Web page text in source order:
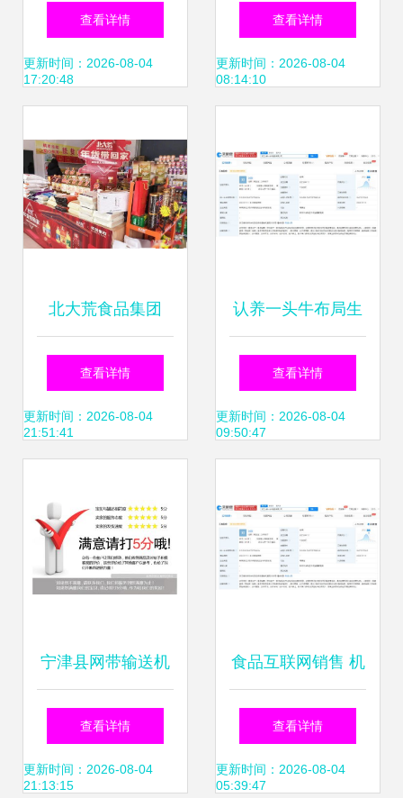
只羊创业投资公司
增资，深耕食品互
查看详情
更新时间：2026-08-04
17:20:48
餐饮ToB业务，食
品互联网销售迎来
查看详情
更新时间：2026-08-04
08:14:10
北大荒食品集团
2021年1月营销业
绩强劲增长，食品
赛道
查看详情
更新时间：2026-08-04
21:51:41
认养一头牛布局生
鲜赛道 新设食品公
司经营范围含鲜
食品互联网销售
查看详情
更新时间：2026-08-04
09:50:47
宁津县网带输送机
品质与价值的双重
保障
查看详情
更新时间：2026-08-04
21:13:15
食品互联网销售 机
遇、挑战与规范化
路径
查看详情
更新时间：2026-08-04
05:39:47